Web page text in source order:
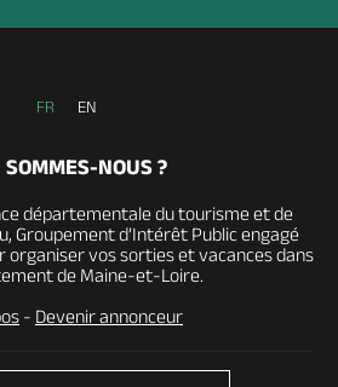
FR EN
SOMMES-NOUS ?
départementale du tourisme et de
Groupement d’Intérêt Public engagé
organiser vos sorties et vacances dans
de Maine-et-Loire.
- Devenir annonceur